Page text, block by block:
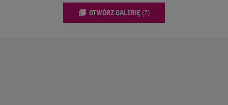
OTWÓRZ GALERIĘ (7)